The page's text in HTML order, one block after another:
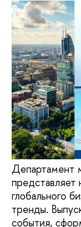
представляет
глобального
тренды.
события,